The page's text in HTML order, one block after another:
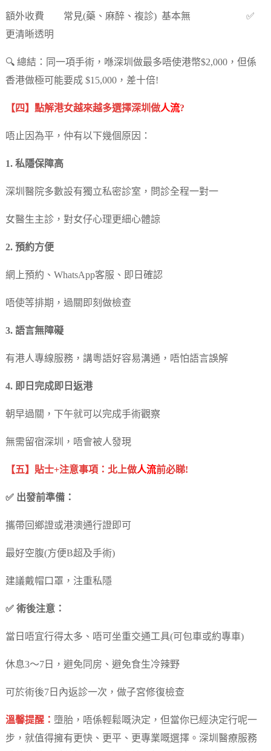
額外收費 常見(藥、麻醉、複診) 基本無 ✅
更清晰透明
🔍 總結：同一項手術，喺深圳做最多唔使港幣$2,000，但係
香港做極可能要成 $15,000，差十倍!
【四】點解港女越來越多選擇深圳做人流?
唔止因為平，仲有以下幾個原因：
1. 私隱保障高
深圳醫院多數設有獨立私密診室，問診全程一對一
女醫生主診，對女仔心理更細心體諒
2. 預約方便
網上預約、WhatsApp客服、即日確認
唔使等排期，過關即刻做檢查
3. 語言無障礙
有港人專線服務，講粵語好容易溝通，唔怕語言誤解
4. 即日完成即日返港
朝早過關，下午就可以完成手術觀察
無需留宿深圳，唔會被人發現
【五】貼士+注意事項：北上做人流前必睇!
✅ 出發前準備：
攜帶回鄉證或港澳通行證即可
最好空腹(方便B超及手術)
建議戴帽口罩，注重私隱
✅ 術後注意：
當日唔宜行得太多、唔可坐重交通工具(可包車或約專車)
休息3～7日，避免同房、避免食生冷辣野
可於術後7日內返診一次，做子宮修復檢查
溫馨提醒： 墮胎，唔係輕鬆嘅決定，但當你已經決定行呢一
步，就值得擁有更快、更平、更專業嘅選擇。深圳醫療服務